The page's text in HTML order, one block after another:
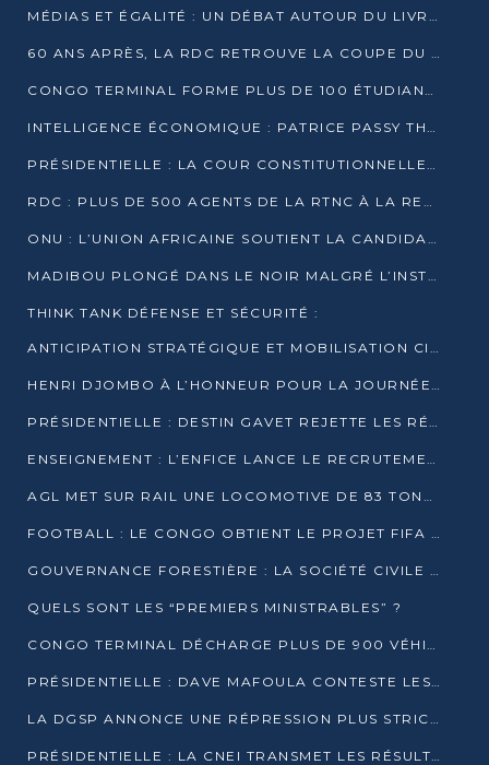
MÉDIAS ET ÉGALITÉ : UN DÉBAT AUTOUR DU LIVRE « CES FEMMES QUI REPRENNENT LE POUVOIR SUR LEUR VIE »
60 ANS APRÈS, LA RDC RETROUVE LA COUPE DU MONDE
CONGO TERMINAL FORME PLUS DE 100 ÉTUDIANTS AUX TECHNIQUES D’EMBAUCHE
INTELLIGENCE ÉCONOMIQUE : PATRICE PASSY THÉORISE UNE STRATÉGIE ADAPTÉE AUX CONTEXTES FRAGMENTÉS
PRÉSIDENTIELLE : LA COUR CONSTITUTIONNELLE CONFIRME LA VICTOIRE DE SASSOU NGUESSO AVEC 94,90 % DES SUFFRAGES
RDC : PLUS DE 500 AGENTS DE LA RTNC À LA RETRAITE, UNE PAGE SE TOURNE
ONU : L’UNION AFRICAINE SOUTIENT LA CANDIDATURE DE MACKY SALL
MADIBOU PLONGÉ DANS LE NOIR MALGRÉ L’INSTALLATION D’UN NOUVEAU TRANSFORMATEUR
THINK TANK DÉFENSE ET SÉCURITÉ :
ANTICIPATION STRATÉGIQUE ET MOBILISATION CITOYENNE POUR NOTRE SOUVERAINETÉ NATIONALE
HENRI DJOMBO À L’HONNEUR POUR LA JOURNÉE MONDIALE DU THÉÂTRE
PRÉSIDENTIELLE : DESTIN GAVET REJETTE LES RÉSULTATS ET APPELLE À UN DIALOGUE NATIONAL
ENSEIGNEMENT : L’ENFICE LANCE LE RECRUTEMENT DE SA PREMIÈRE PROMOTION DE PROFESSEURS DES ÉCOLES
AGL MET SUR RAIL UNE LOCOMOTIVE DE 83 TONNES À POINTE-NOIRE
FOOTBALL : LE CONGO OBTIENT LE PROJET FIFA ARENA POUR SES 15 DÉPARTEMENTS
GOUVERNANCE FORESTIÈRE : LA SOCIÉTÉ CIVILE CONGOLAISE AFFICHE SES PRIORITÉS POUR 2026
QUELS SONT LES “PREMIERS MINISTRABLES” ?
CONGO TERMINAL DÉCHARGE PLUS DE 900 VÉHICULES EN QUELQUES HEURES
PRÉSIDENTIELLE : DAVE MAFOULA CONTESTE LES RÉSULTATS PROVISOIRES
LA DGSP ANNONCE UNE RÉPRESSION PLUS STRICTE CONTRE LES MOTO-TAXIS
PRÉSIDENTIELLE : LA CNEI TRANSMET LES RÉSULTATS PROVISOIRES À LA COUR CONSTITUTIONNELLE